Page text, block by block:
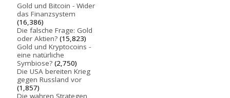
Gold und Bitcoin - Wider
das Finanzsystem
(16,386)
Die falsche Frage: Gold
oder Aktien? (15,823)
Gold und Kryptocoins -
eine natürliche
Symbiose? (2,750)
Die USA bereiten Krieg
gegen Russland vor
(1,857)
Die wahren Strategen